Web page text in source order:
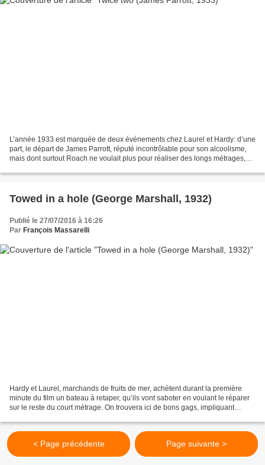
L’année 1933 est marquée de deux événements chez Laurel et Hardy: d’une
part, le départ de James Parrott, réputé incontrôlable pour son alcoolisme,
mais dont surtout Roach ne voulait plus pour réaliser des longs métrages,
Towed in a hole (George Marshall, 1932)
Publié le 27/07/2016 à 16:26
Par François Massarelli
Hardy et Laurel, marchands de fruits de mer, achètent durant la première
minute du film un bateau à retaper, qu’ils vont saboter en voulant le réparer
sur le reste du court métrage. On trouvera ici de bons gags, impliquant
< Page précédente Page suivante >